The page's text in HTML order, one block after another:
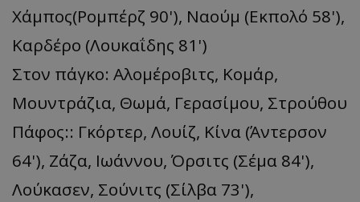
Χάμπος(Ρομπέρζ 90'), Ναούμ (Εκπολό 58'),
Καρδέρο (Λουκαΐδης 81')
Στον πάγκο: Αλομέροβιτς, Κομάρ,
Μουντράζια, Θωμά, Γερασίμου, Στρούθου
Πάφος:: Γκόρτερ, Λουίζ, Κίνα (Άντερσον
64'), Ζάζα, Ιωάννου, Όρσιτς (Σέμα 84'),
Λούκασεν, Σούνιτς (Σίλβα 73'),